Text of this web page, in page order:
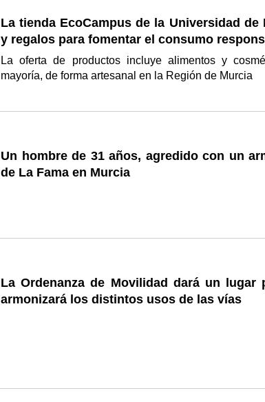
La tienda EcoCampus de la Universidad de
y regalos para fomentar el consumo
La oferta de productos incluye alimentos y
mayoría, de forma artesanal en la Región de Murcia
Un hombre de 31 años, agredido con un
de La Fama en Murcia
La Ordenanza de Movilidad dará un
armonizará los distintos usos de las vías